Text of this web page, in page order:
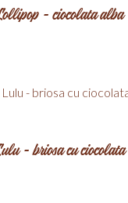
- ciocolata alba
- briosa cu ciocolata